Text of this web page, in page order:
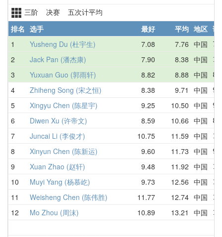
三阶 决赛 五次计平均
排名 选手 最好 平均 地区 详
1
Yusheng Du (杜宇生) 7.08 7.76 中国
2 Jack Pan (潘杰康) 7.90 8.38 中国
3 Yuxuan Guo (郭雨轩) 8.82 8.88 中国
4 Zhiheng Song (宋之恒) 8.38 9.71 中国
5 Xingyu Chen (陈星宇) 9.25 10.50 中国
6 Diwen Xu (许帝文) 8.59 10.66 中国
7 Juncai Li (李俊才) 10.75 11.59 中国
8 Xinyun Chen (陈新运) 9.60 11.73 中国
9 Xuan Zhao (赵轩) 9.48 11.92 中国
10 Muyi Yang (杨慕屹) 9.73 12.56 中国
11 Weisheng Chen (陈伟胜) 11.77 12.74 中国
12 Mo Zhou (周沫) 10.89 13.21 中国